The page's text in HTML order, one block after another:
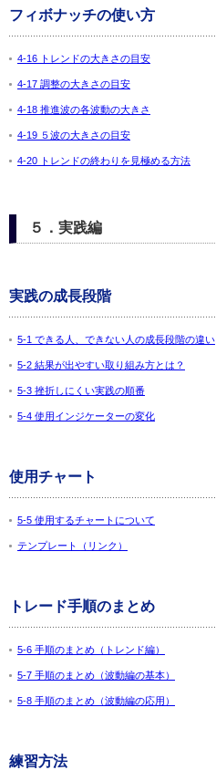
フィボナッチの使い方
4-16 トレンドの大きさの目安
4-17 調整の大きさの目安
4-18 推進波の各波動の大きさ
4-19 ５波の大きさの目安
4-20 トレンドの終わりを見極める方法
５．実践編
実践の成長段階
5-1 できる人、できない人の成長段階の違い
5-2 結果が出やすい取り組み方とは？
5-3 挫折しにくい実践の順番
5-4 使用インジケーターの変化
使用チャート
5-5 使用するチャートについて
テンプレート（リンク）
トレード手順のまとめ
5-6 手順のまとめ（トレンド編）
5-7 手順のまとめ（波動編の基本）
5-8 手順のまとめ（波動編の応用）
練習方法